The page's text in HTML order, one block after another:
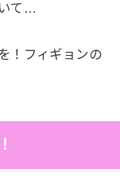
て…
！フィギョンの